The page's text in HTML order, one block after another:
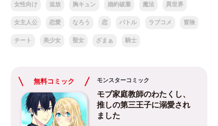
女性向け 追放 胸キュン 婚約破棄 魔法 異世界
女主人公 恋愛 なろう 恋 バトル ラブコメ 冒険
チート 美少女 聖女 ざまぁ 騎士
無料コミック モンスターコミック
モブ家庭教師のわたくし、
推しの第三王子に溺愛され
ました